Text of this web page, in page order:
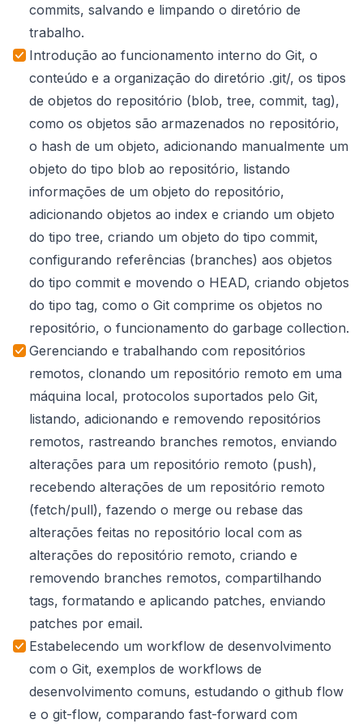
commits, salvando e limpando o diretório de
trabalho.
Introdução ao funcionamento interno do Git, o
conteúdo e a organização do diretório .git/, os tipos
de objetos do repositório (blob, tree, commit, tag),
como os objetos são armazenados no repositório,
o hash de um objeto, adicionando manualmente um
objeto do tipo blob ao repositório, listando
informações de um objeto do repositório,
adicionando objetos ao index e criando um objeto
do tipo tree, criando um objeto do tipo commit,
configurando referências (branches) aos objetos
do tipo commit e movendo o HEAD, criando objetos
do tipo tag, como o Git comprime os objetos no
repositório, o funcionamento do garbage collection.
Gerenciando e trabalhando com repositórios
remotos, clonando um repositório remoto em uma
máquina local, protocolos suportados pelo Git,
listando, adicionando e removendo repositórios
remotos, rastreando branches remotos, enviando
alterações para um repositório remoto (push),
recebendo alterações de um repositório remoto
(fetch/pull), fazendo o merge ou rebase das
alterações feitas no repositório local com as
alterações do repositório remoto, criando e
removendo branches remotos, compartilhando
tags, formatando e aplicando patches, enviando
patches por email.
Estabelecendo um workflow de desenvolvimento
com o Git, exemplos de workflows de
desenvolvimento comuns, estudando o github flow
e o git-flow, comparando fast-forward com